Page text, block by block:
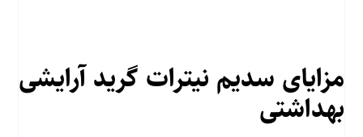
مزایای سدیم نیترات گرید آرایشی
بهداشتی